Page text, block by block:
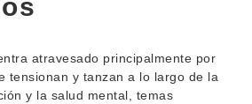
atravesado principalmente por
tensionan y tanzan a lo largo de la
y la salud mental, temas